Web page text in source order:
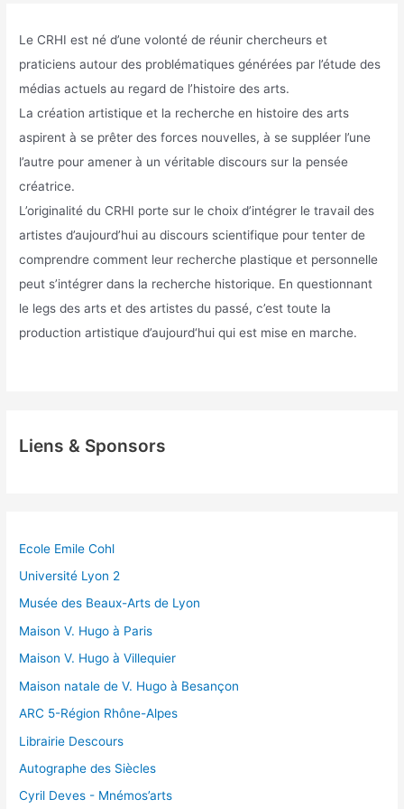
Le CRHI est né d’une volonté de réunir chercheurs et
praticiens autour des problématiques générées par l’étude des
médias actuels au regard de l’histoire des arts.
La création artistique et la recherche en histoire des arts
aspirent à se prêter des forces nouvelles, à se suppléer l’une
l’autre pour amener à un véritable discours sur la pensée
créatrice.
L’originalité du CRHI porte sur le choix d’intégrer le travail des
artistes d’aujourd’hui au discours scientifique pour tenter de
comprendre comment leur recherche plastique et personnelle
peut s’intégrer dans la recherche historique. En questionnant
le legs des arts et des artistes du passé, c’est toute la
production artistique d’aujourd‘hui qui est mise en marche.
Liens & Sponsors
Ecole Emile Cohl
Université Lyon 2
Musée des Beaux-Arts de Lyon
Maison V. Hugo à Paris
Maison V. Hugo à Villequier
Maison natale de V. Hugo à Besançon
ARC 5-Région Rhône-Alpes
Librairie Descours
Autographe des Siècles
Cyril Deves - Mnémos’arts